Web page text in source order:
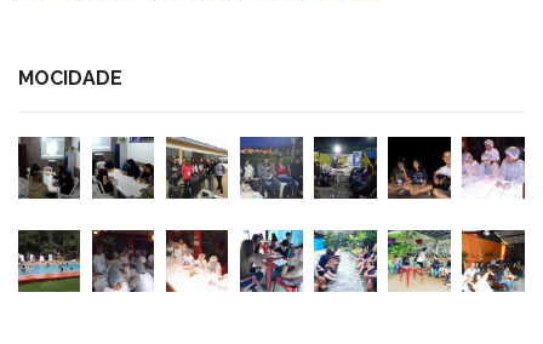
MOCIDADE